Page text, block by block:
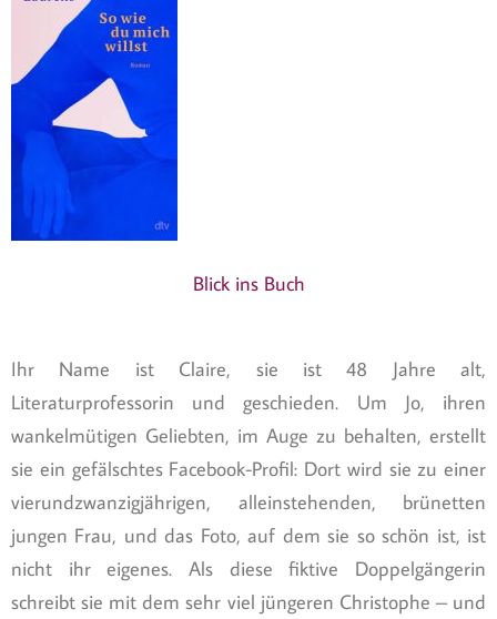
Blick ins Buch
Ihr Name ist Claire, sie ist 48 Jahre alt,
Literaturprofessorin und geschieden. Um Jo, ihren
wankelmütigen Geliebten, im Auge zu behalten, erstellt
sie ein gefälschtes Facebook-Profil: Dort wird sie zu einer
vierundzwanzigjährigen, alleinstehenden, brünetten
jungen Frau, und das Foto, auf dem sie so schön ist, ist
nicht ihr eigenes. Als diese fiktive Doppelgängerin
schreibt sie mit dem sehr viel jüngeren Christophe – und